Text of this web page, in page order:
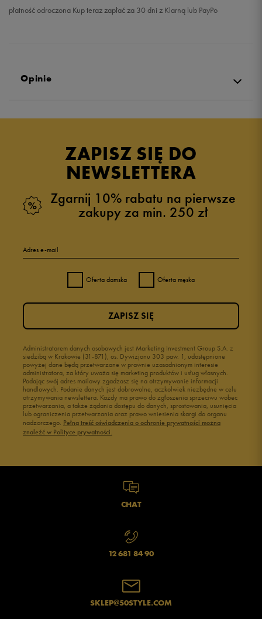
płatność odroczona Kup teraz zapłać za 30 dni z Klarną lub PayPo
Opinie
5.0
zebranych i zweryfikowanych przez
4 0%
1 0%
Jak zbieramy opinie?
ZAPISZ SIĘ DO
NEWSLETTERA
Zgarnij 10% rabatu na pierwsze
zakupy za min. 250 zł
Adres e-mail
Oferta damska Oferta męska
Administratorem danych osobowych jest Marketing Investment Group S.A. z
siedzibą w Krakowie (31-871), os. Dywizjonu 303 paw. 1, udostępnione
powyżej dane będą przetwarzane w prawnie uzasadnionym interesie
administratora, za który uważa się marketing produktów i usług własnych.
Podając swój adres mailowy zgadzasz się na otrzymywanie informacji
handlowych. Podanie danych jest dobrowolne, aczkolwiek niezbędne w celu
otrzymywania newslettera. Każdy ma prawo do zgłoszenia sprzeciwu wobec
przetwarzania, a także żądania dostępu do danych, sprostowania, usunięcia
lub ograniczenia przetwarzania oraz prawo wniesienia skargi do organu
nadzorczego. Pełną treść oświadczenia o ochronie prywatności można
znaleźć w Polityce prywatności.
ZAPISZ SIĘ
CHAT
12 681 84 90
SKLEP@50STYLE.COM